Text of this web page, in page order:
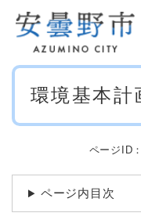
メニ
本
環境基本
ページID
ページ内目次